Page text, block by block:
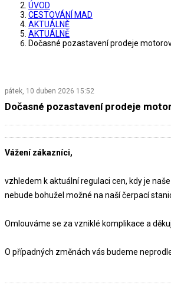
ÚVOD
CESTOVÁNÍ MAD
AKTUÁLNĚ
AKTUÁLNĚ
Dočasné pozastavení prodeje
pátek, 10 duben 2026 15:52
Dočasné pozastavení prodeje
Vážení zákazníci,
vzhledem k aktuální regulaci cen, kdy je
nebude bohužel možné na naší čerpací
Omlouváme se za vzniklé komplikace a
O případných změnách vás budeme